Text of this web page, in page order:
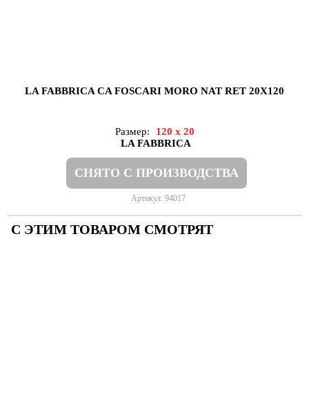
LA FABBRICA CA FOSCARI MORO NAT RET 20X120
Размер:
120 x 20
LA FABBRICA
СНЯТО С ПРОИЗВОДСТВА
Артикул: 94017
С ЭТИМ ТОВАРОМ СМОТРЯТ